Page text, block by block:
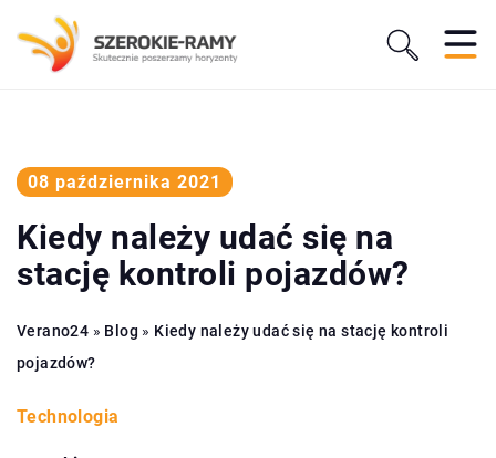
08 października 2021
Kiedy należy udać się na
stację kontroli pojazdów?
Verano24 » Blog » Kiedy należy udać się na stację kontroli
pojazdów?
Technologia